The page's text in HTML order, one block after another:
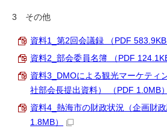
3 その他
資料1_第2回会議録 （PDF 583.9KB
資料2_部会委員名簿 （PDF
資料3_DMOによる観光マーケティ
社部会長提出資料） （PDF 1.0MB）
資料4_熱海市の財政状況（企画財
1.8MB）